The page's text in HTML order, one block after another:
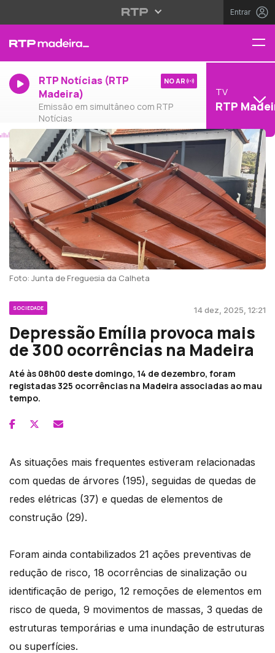
Entrar
RTP Notícias (RTP
Madeira)
Emissão em simultâneo com RTP
Notícias
NO AR
TV
RTP
Foto: Junta de Freguesia da Calheta
SOCIEDADE 14 dez, 2025, 12:21
Depressão Emília provoca mais
de 300 ocorrências na Madeira
Até às 08h00 deste domingo, 14 de dezembro, foram
registadas 325 ocorrências na Madeira associadas ao mau
tempo.
As situações mais frequentes estiveram relacionadas
com quedas de árvores (195), seguidas de quedas de
redes elétricas (37) e quedas de elementos de
construção (29).
Foram ainda contabilizados 21 ações preventivas de
redução de risco, 18 ocorrências de sinalização ou
identificação de perigo, 12 remoções de elementos em
risco de queda, 9 movimentos de massas, 3 quedas de
estruturas temporárias e uma inundação de estruturas
ou superfícies.